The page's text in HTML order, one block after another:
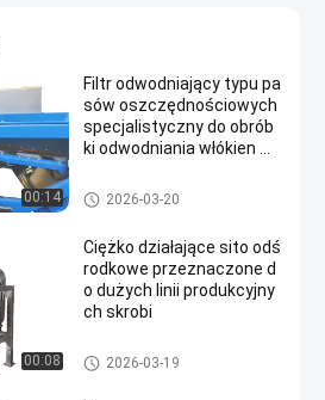
00:14
Filtr odwodniający typu pa
sów oszczędnościowych
specjalistyczny do obrób
ki odwodniania włókien m
Maszyna do przetwarzania sk
robi z manioku
2026-03-20
00:08
Ciężko działające sito odś
rodkowe przeznaczone d
o dużych linii produkcyjny
ch skrobi
Maszyna do przetwarzania sk
robi z manioku
2026-03-19